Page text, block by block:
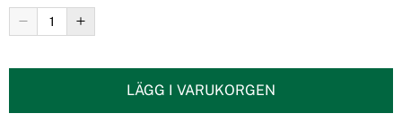
LÄGG I VARUKORGEN